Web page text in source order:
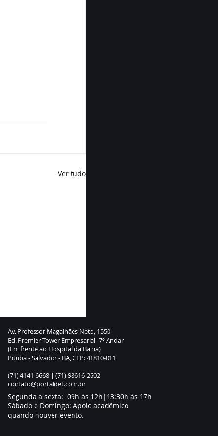
Ver tudo
Av. Professor Magalhães Neto, 1550
Ed. Premier Tower Empresarial- 7º Andar
(Em frente ao Hospital da Bahia)
Pituba - Salvador - BA, CEP: 41810-011
(71) 4141-6668 | (71) 98616-2602
contato@portaldet.com.br
Segunda a sexta: 09h às 12h|13:30h às 17h
Sábado e Domingo: Apoio acadêmico
quando houver evento.